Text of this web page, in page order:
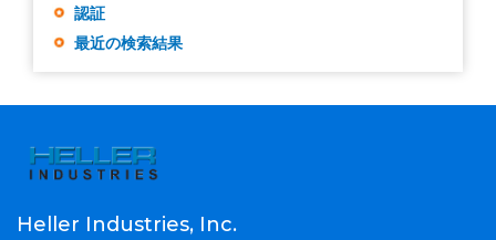
認証
最近の検索結果
Heller Industries, Inc.